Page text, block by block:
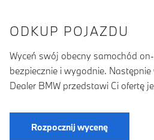
ODKUP POJAZDU
Wyceń swój obecny samochód
bezpiecznie i wygodnie.
Dealer BMW przedstawi Ci ofertę
Rozpocznij wycenę